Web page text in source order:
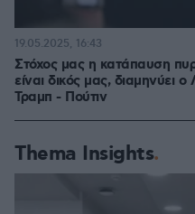
Στόχος μας η κατάπαυση
είναι δικός μας, διαμηνύει
Τραμπ - Πούτιν
19.05.2025, 16:43
Thema Insights